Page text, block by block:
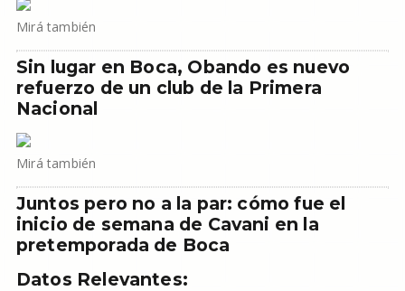
Mirá también
Sin lugar en Boca, Obando es nuevo
refuerzo de un club de la Primera
Nacional
Mirá también
Juntos pero no a la par: cómo fue el
inicio de semana de Cavani en la
pretemporada de Boca
Datos Relevantes: